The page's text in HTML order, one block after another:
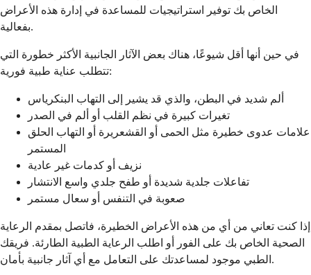
الخاص بك توفير استراتيجيات للمساعدة في إدارة هذه الأعراض
بفعالية.
في حين أنها أقل شيوعًا، هناك بعض الآثار الجانبية الأكثر خطورة التي
تتطلب عناية طبية فورية:
ألم شديد في البطن، والذي قد يشير إلى التهاب البنكرياس
تغيرات كبيرة في نظم القلب أو ألم في الصدر
علامات عدوى خطيرة مثل الحمى أو القشعريرة أو التهاب الحلق
المستمر
نزيف أو كدمات غير عادية
تفاعلات جلدية شديدة أو طفح جلدي واسع الانتشار
صعوبة في التنفس أو سعال مستمر
إذا كنت تعاني من أي من هذه الأعراض الخطيرة، فاتصل بمقدم الرعاية
الصحية الخاص بك على الفور أو اطلب الرعاية الطبية الطارئة. فريقك
الطبي موجود لمساعدتك على التعامل مع أي آثار جانبية بأمان.